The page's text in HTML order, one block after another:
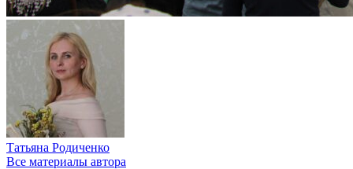
Татьяна Родиченко
Все материалы автора